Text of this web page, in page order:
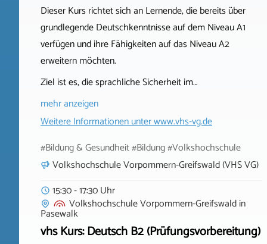
Dieser Kurs richtet sich an Lernende, die bereits über
grundlegende Deutschkenntnisse auf dem Niveau A1
verfügen und ihre Fähigkeiten auf das Niveau A2
erweitern möchten.
Ziel ist es, die sprachliche Sicherheit im…
mehr anzeigen
Weitere Informationen unterwww.vhs-vg.de
#Bildung & Gesundheit #Bildung #Volkshochschule
Volkshochschule Vorpommern-Greifswald (VHS VG)
15:30 - 17:30 Uhr
Volkshochschule Vorpommern-Greifswaldin
Pasewalk
vhs Kurs: Deutsch B2 (Prüfungsvorbereitung)